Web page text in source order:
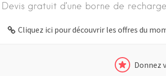
Devis gratuit d’une borne de
Cliquez ici pour découvrir les offres du
Donnez